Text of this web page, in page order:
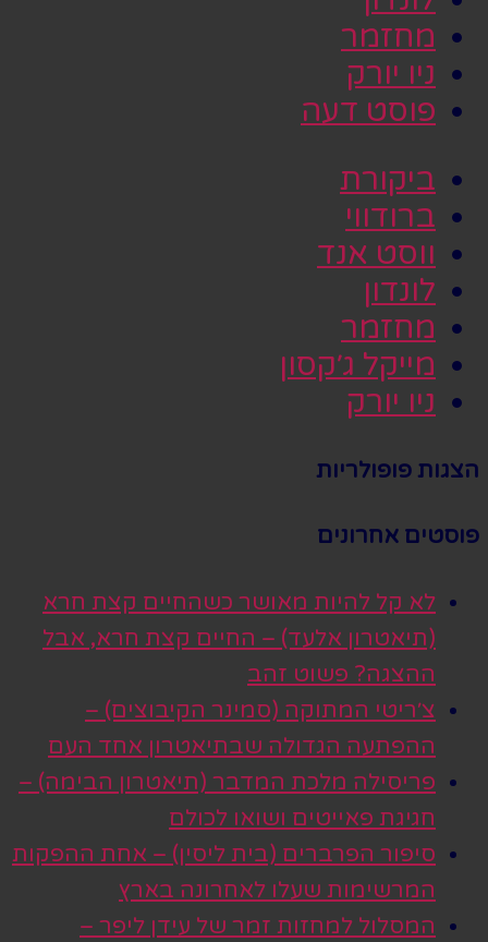
מחזמר
ניו יורק
פוסט דעה
ביקורת
ברודווי
ווסט אנד
לונדון
מחזמר
מייקל ג׳קסון
ניו יורק
הצגות פופולריות
פוסטים אחרונים
לא קל להיות מאושר כשהחיים קצת חרא
(תיאטרון אלעד) – החיים קצת חרא, אבל
ההצגה? פשוט זהב
צ׳ריטי המתוקה (סמינר הקיבוצים) –
ההפתעה הגדולה שבתיאטרון אחד העם
פריסילה מלכת המדבר (תיאטרון הבימה) –
חגיגת פאייטים ושואו לכולם
סיפור הפרברים (בית ליסין) – אחת ההפקות
המרשימות שעלו לאחרונה בארץ
המסלול למחזות זמר של עידן ליפר –